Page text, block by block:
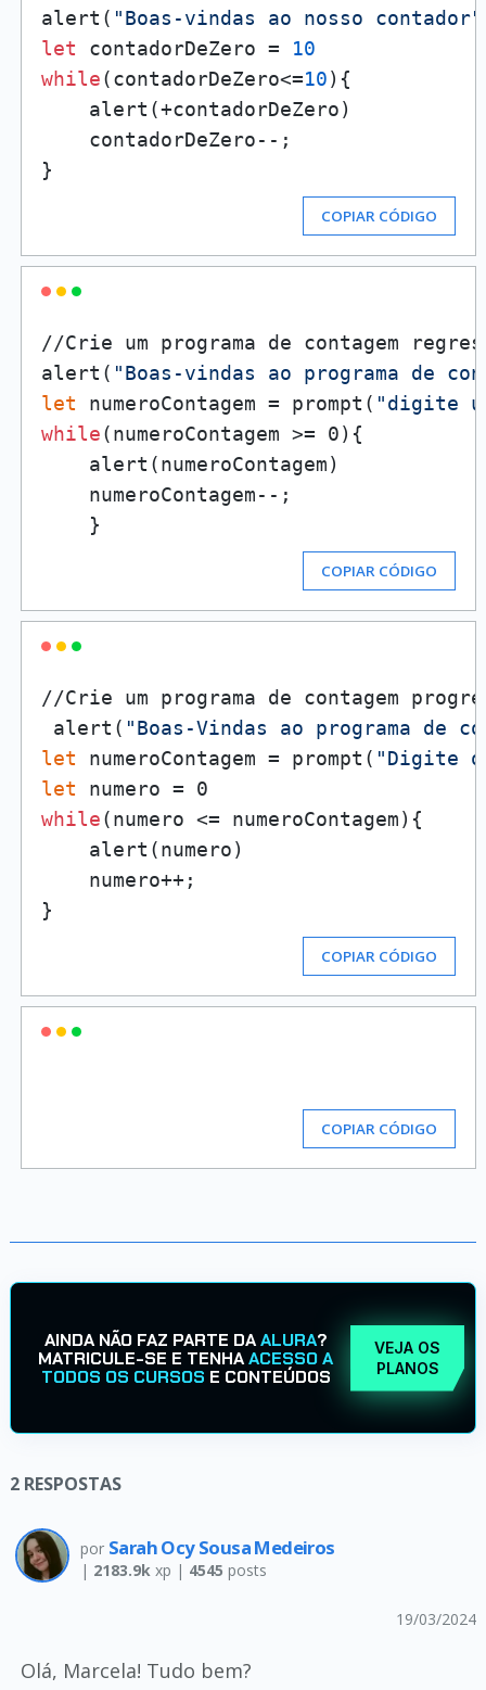
alert( "Boas-vindas ao nosso contador"
let contadorDeZero = 10
while(contadorDeZero<=10){
    alert(+contadorDeZero)
    contadorDeZero--;
COPIAR CÓDIGO
//Crie um programa de contagem
alert( "Boas-vindas ao programa de
let numeroContagem = prompt( "digite
while(numeroContagem >= 0){
    alert(numeroContagem)
    numeroContagem--;
COPIAR CÓDIGO
//Crie um programa de contagem
alert( "Boas-Vindas ao programa de
let numeroContagem = prompt( "Digite o
let
while(numero <= numeroContagem){
    alert(numero)
    numero++;
COPIAR CÓDIGO
COPIAR CÓDIGO
AINDA NÃO FAZ PARTE DAALURA?
MATRICULE-SE E TENHAACESSO A
TODOS OS CURSOS E CONTEÚDOS
VEJA OS
PLANOS
2 RESPOSTAS
por Sarah Ocy Sousa Medeiros
| 2183.9kxp | 4545 posts
19/03/2024
Olá, Marcela! Tudo bem?